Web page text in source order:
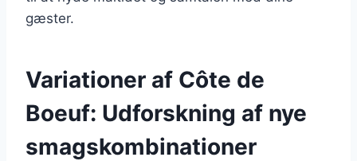
gæster.
Variationer af Côte de
Boeuf: Udforskning af nye
smagskombinationer